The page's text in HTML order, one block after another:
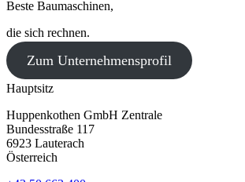
Beste Baumaschinen,
die sich rechnen.
Zum Unternehmensprofil
Hauptsitz
Huppenkothen GmbH Zentrale
Bundesstraße 117
6923 Lauterach
Österreich